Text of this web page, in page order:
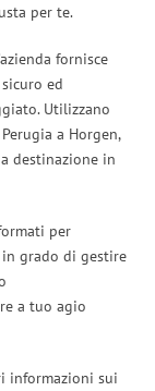
per te.
fornisce
ed
Utilizzano
a Horgen,
destinazione in
per
grado di gestire
a tuo agio
informazioni sui